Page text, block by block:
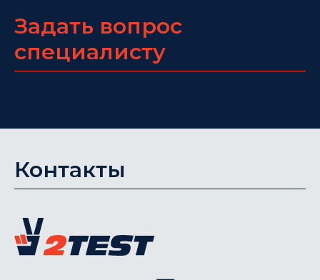
Задать вопрос
специалисту
Контакты